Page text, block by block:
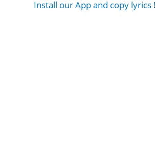
Install our App and copy lyrics !